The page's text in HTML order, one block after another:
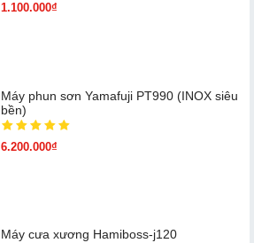
1.100.000₫
Máy phun sơn Yamafuji PT990 (INOX siêu
bền)
6.200.000₫
Máy cưa xương Hamiboss-j120